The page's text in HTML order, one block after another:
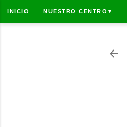
INICIO NUESTRO CENTRO ▼